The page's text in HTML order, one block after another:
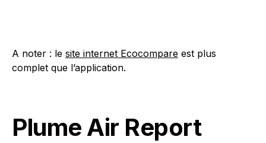
A noter : le site internet Ecocompare est plus
complet que l’application.
Plume Air Report